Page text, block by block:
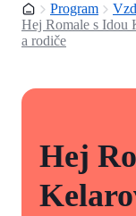
Domovská stránka
Program
Hej Romale s Idou
a rodiče
Hej